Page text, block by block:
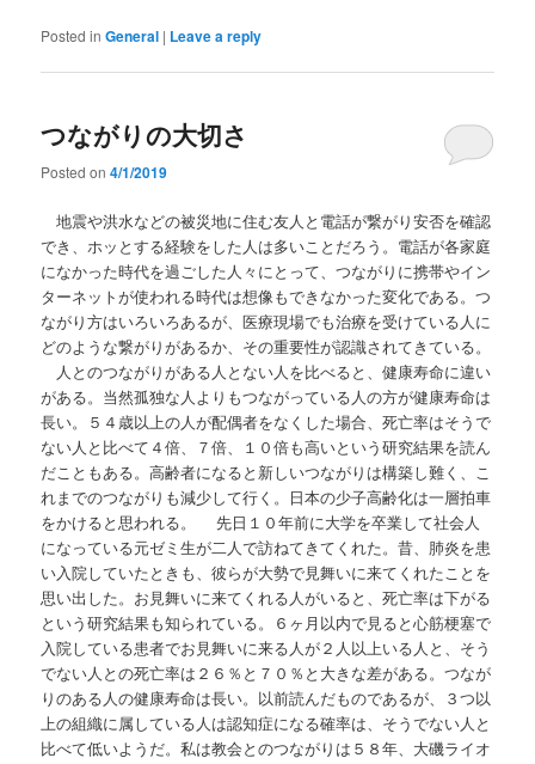
Posted in General | Leave a reply
つながりの大切さ
Posted on4/1/2019
地震や洪水などの被災地に住む友人と電話が繋がり安否を確認
でき、ホッとする経験をした人は多いことだろう。電話が各家庭
になかった時代を過ごした人々にとって、つながりに携帯やイン
ターネットが使われる時代は想像もできなかった変化である。つ
ながり方はいろいろあるが、医療現場でも治療を受けている人に
どのような繋がりがあるか、その重要性が認識されてきている。
人とのつながりがある人とない人を比べると、健康寿命に違い
がある。当然孤独な人よりもつながっている人の方が健康寿命は
長い。５４歳以上の人が配偶者をなくした場合、死亡率はそうで
ない人と比べて４倍、７倍、１０倍も高いという研究結果を読ん
だこともある。高齢者になると新しいつながりは構築し難く、こ
れまでのつながりも減少して行く。日本の少子高齢化は一層拍車
をかけると思われる。 先日１０年前に大学を卒業して社会人
になっている元ゼミ生が二人で訪ねてきてくれた。昔、肺炎を患
い入院していたときも、彼らが大勢で見舞いに来てくれたことを
思い出した。お見舞いに来てくれる人がいると、死亡率は下がる
という研究結果も知られている。６ヶ月以内で見ると心筋梗塞で
入院している患者でお見舞いに来る人が２人以上いる人と、そう
でない人との死亡率は２６％と７０％と大きな差がある。つなが
りのある人の健康寿命は長い。以前読んだものであるが、３つ以
上の組織に属している人は認知症になる確率は、そうでない人と
比べて低いようだ。私は教会とのつながりは５８年、大磯ライオ